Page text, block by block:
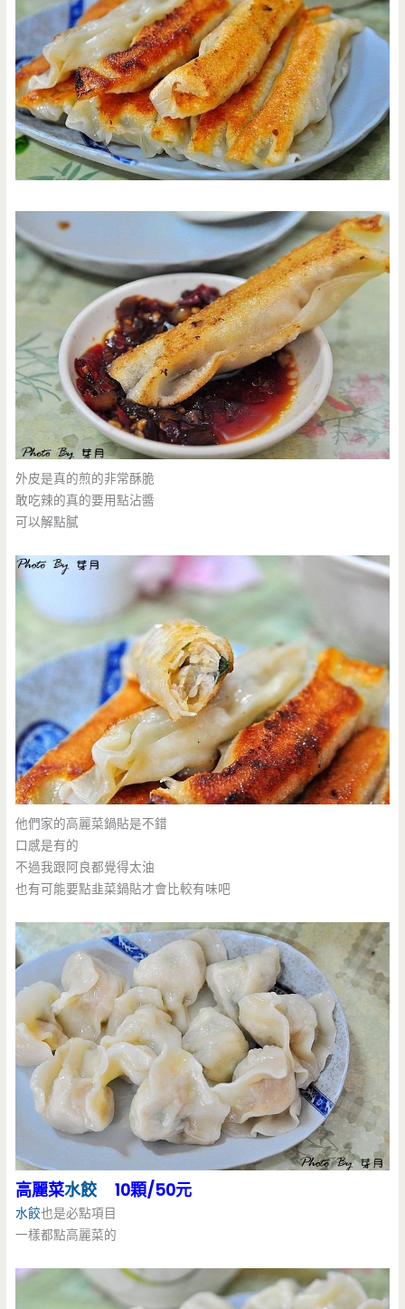
外皮是真的煎的非常酥脆
敢吃辣的真的要用點沾醬
可以解點膩
他們家的高麗菜鍋貼是不錯
口感是有的
不過我跟阿良都覺得太油
也有可能要點韭菜鍋貼才會比較有味吧
高麗菜水餃 10顆/50元
水餃也是必點項目
一樣都點高麗菜的